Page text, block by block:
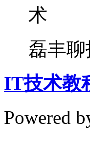
磊丰
IT技术教
Powered